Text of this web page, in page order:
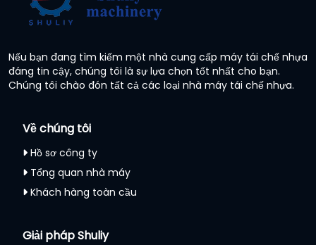
Nếu bạn đang tìm kiếm một nhà cung cấp máy tái chế nhựa
đáng tin cậy, chúng tôi là sự lựa chọn tốt nhất cho bạn.
Chúng tôi chào đón tất cả các loại nhà máy tái chế nhựa.
Về chúng tôi
Hồ sơ công ty
Tổng quan nhà máy
Khách hàng toàn cầu
Giải pháp Shuliy